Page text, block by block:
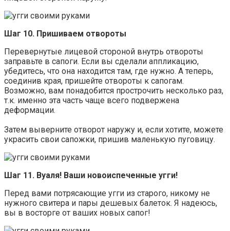
Шаг 10. Пришиваем отвороты
Перевернутые лицевой стороной внутрь отвороты
заправьте в сапоги. Если вы сделали аппликацию,
убедитесь, что она находится там, где нужно. А теперь,
соединив края, пришейте отвороты к сапогам.
Возможно, вам понадобится прострочить несколько раз,
т.к. именно эта часть чаще всего подвержена
деформации.
Затем выверните отворот наружу и, если хотите, можете
украсить свои сапожки, пришив маленькую пуговицу.
Шаг 11. Вуаля! Ваши новоиспеченные угги!
Перед вами потрясающие угги из старого, никому не
нужного свитера и пары дешевых балеток. Я надеюсь,
вы в восторге от ваших новых сапог!